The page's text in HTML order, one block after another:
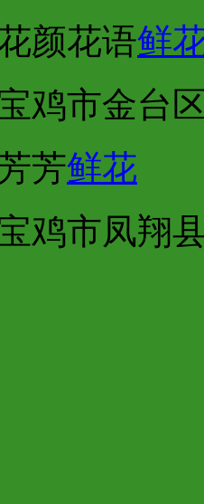
颜花语鲜
鸡市金台
芳鲜花
鸡市凤翔